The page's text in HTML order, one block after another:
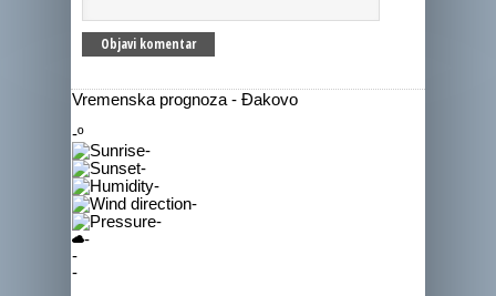
Vremenska prognoza - Đakovo
-º
-
-
-
-
-
-
-
-